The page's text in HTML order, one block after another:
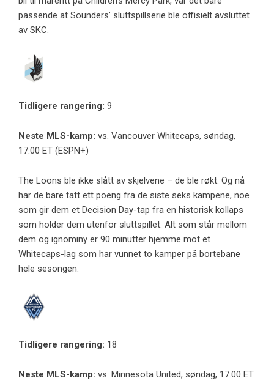
passende at Sounders’ sluttspillserie ble offisielt avsluttet
av SKC.
Tidligere rangering: 9
Neste MLS-kamp: vs. Vancouver Whitecaps, søndag,
17.00 ET (ESPN+)
The Loons ble ikke slått av skjelvene – de ble røkt. Og nå
har de bare tatt ett poeng fra de siste seks kampene, noe
som gir dem et Decision Day-tap fra en historisk kollaps
som holder dem utenfor sluttspillet. Alt som står mellom
dem og ignominy er 90 minutter hjemme mot et
Whitecaps-lag som har vunnet to kamper på bortebane
hele sesongen.
Tidligere rangering: 18
Neste MLS-kamp: vs. Minnesota United, søndag, 17.00 ET